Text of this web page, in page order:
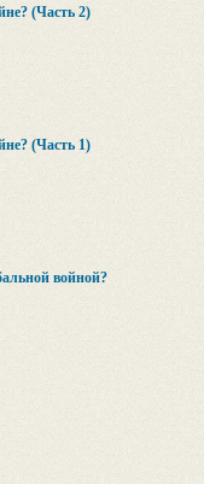
(Часть 2)
(Часть 1)
войной?